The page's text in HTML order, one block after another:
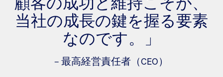
当社の成長の鍵を握る要素
なのです。」
– 最高経営責任者（CEO）